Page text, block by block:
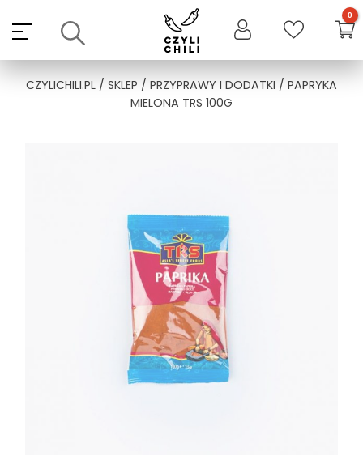
content
CZYLICHILI.PL / SKLEP / PRZYPRAWY I DODATKI / PAPRYKA
MIELONA TRS 100G